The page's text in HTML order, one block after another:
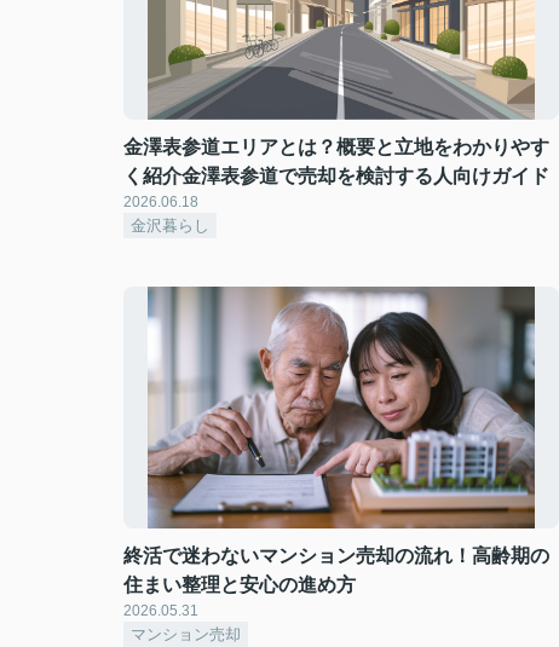
金澤表参道エリアとは？概要と立地をわかりやす
く紹介金澤表参道で売却を検討する人向けガイド
2026.06.18
金沢暮らし
終活で迷わないマンション売却の流れ！高齢期の
住まい整理と安心の進め方
2026.05.31
マンション売却